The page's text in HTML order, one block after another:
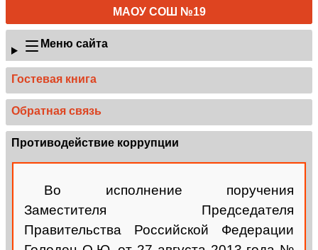
МАОУ СОШ №19
Меню сайта
Гостевая книга
Обратная связь
Противодействие коррупции
Во исполнение поручения
Заместителя Председателя
Правительства Российской Федерации